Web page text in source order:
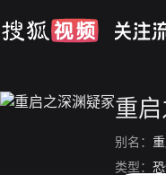
重
别名：
类型：